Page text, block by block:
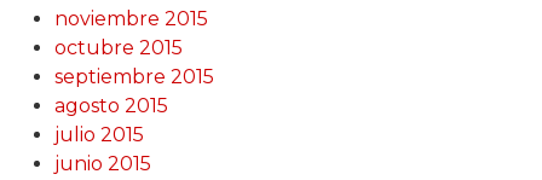
noviembre 2015
octubre 2015
septiembre 2015
agosto 2015
julio 2015
junio 2015